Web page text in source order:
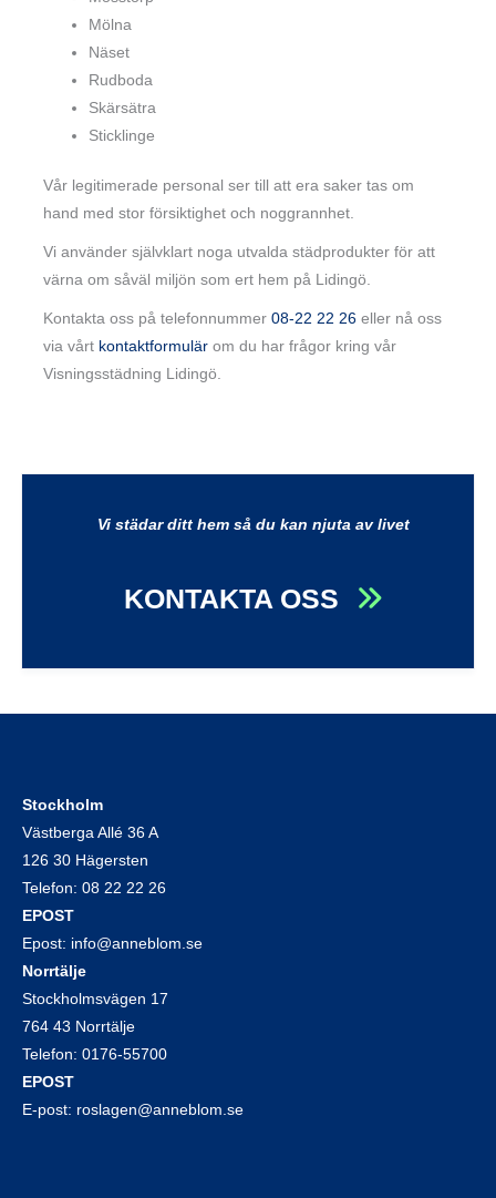
Mölna
Näset
Rudboda
Skärsätra
Sticklinge
Vår legitimerade personal ser till att era saker tas om
hand med stor försiktighet och noggrannhet.
Vi använder självklart noga utvalda städprodukter för att
värna om såväl miljön som ert hem på Lidingö.
Kontakta oss på telefonnummer08-22 22 26 eller nå oss
via vårt kontaktformulär om du har frågor kring vår
Visningsstädning Lidingö.
Vi städar ditt hem så du kan njuta av livet
KONTAKTA OSS
Stockholm
Västberga Allé 36 A
126 30 Hägersten
Telefon: 08 22 22 26
EPOST
Epost: info@anneblom.se
Norrtälje
Stockholmsvägen 17
764 43 Norrtälje
Telefon: 0176-55700
EPOST
E-post: roslagen@anneblom.se